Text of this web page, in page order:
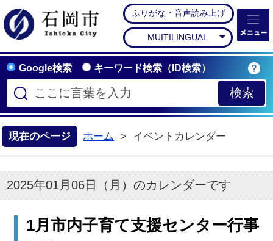
石岡市公式ホームペー
ふりがな・音声読み上げ
MUITILINGUAL
Google検索 キーワード検索（ID検索）
現在のページ ホーム イベントカレンダー
2025年01月06日（月）のカレンダーです
1月市内子育て支援センター行事